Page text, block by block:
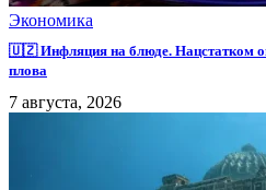
Экономика
🇺🇿 Инфляция на блюде. Нацстатком
плова
7 августа, 2026